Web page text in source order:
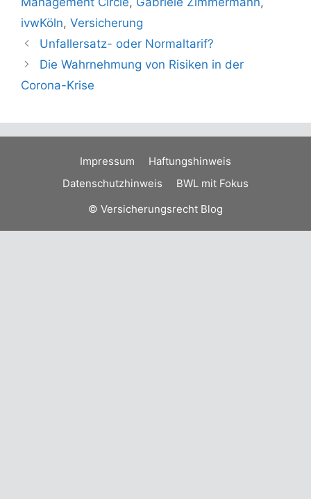
ivwKöln, Versicherung
Unfallersatz- oder Normaltarif?
Die Wahrnehmung von Risiken in der
Corona-Krise
Impressum
Haftungshinweis
Datenschutzhinweis
BWL mit Fokus
© Versicherungsrecht Blog